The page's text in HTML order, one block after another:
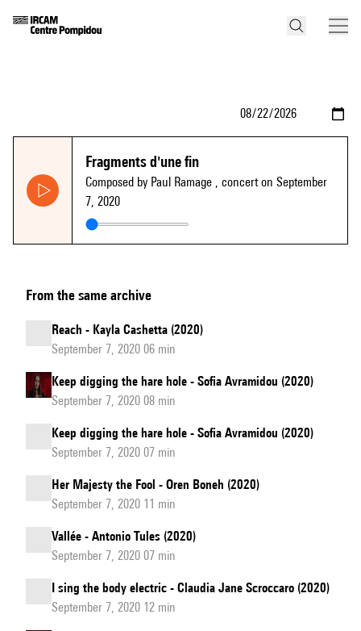
Fragments d'une fin
Composed by Paul Ramage , concert on September
7, 2020
From the same archive
Reach - Kayla Cashetta (2020)
September 7, 2020 06 min
Keep digging the hare hole - Sofia Avramidou (2020)
September 7, 2020 08 min
Keep digging the hare hole - Sofia Avramidou (2020)
September 7, 2020 07 min
Her Majesty the Fool - Oren Boneh (2020)
September 7, 2020 11 min
Vallée - Antonio Tules (2020)
September 7, 2020 07 min
I sing the body electric - Claudia Jane Scroccaro (2020)
September 7, 2020 12 min